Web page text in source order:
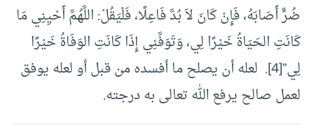
ضُرٍّ أَصَابَهُ، فَإِنْ كَانَ لاَ بُدَّ فَاعِلًا، فَلْيَقُلْ: اللَّهُمَّ أَحْيِنِي مَا
كَانَتِ الحَيَاةُ خَيْرًا لِي، وَتَوَفَّنِي إِذَا كَانَتِ الوَفَاةُ خَيْرًا
لِي”[4]. لعله أن يصلح ما أفسده من قبل أو لعله يوفق
لعمل صالح يرفع الله تعالى به درجته.